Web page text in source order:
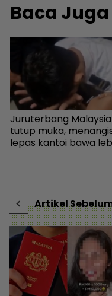
Baca Juga
Juruterbang Malaysia
tutup muka,
lepas kantoi bawa
Artikel